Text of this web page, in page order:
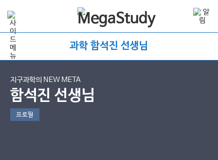
과학 함석진 선생님
지구과학의 NEW META
함석진 선생님
프로필